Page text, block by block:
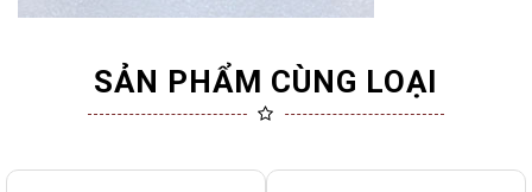
SẢN PHẨM CÙNG LOẠI